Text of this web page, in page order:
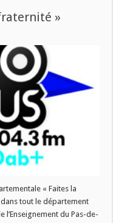
»
»
« Faites la
tout le département
l’Enseignement du Pas-de-